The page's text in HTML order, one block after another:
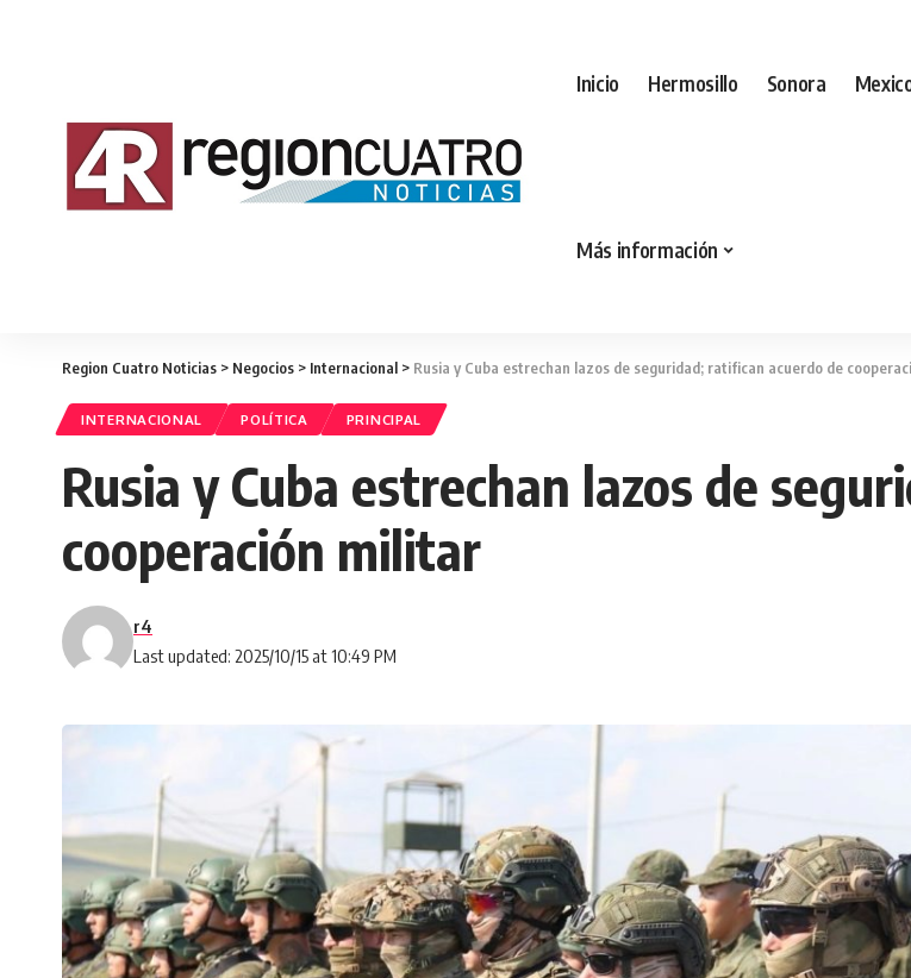
Inicio Hermosillo Sonora
Más información
Region Cuatro Noticias > Negocios > Internacional > Rusia y Cuba estrechan lazos de seguridad; ratifican acuerdo de
INTERNACIONAL POLÍTICA PRINCIPAL
Rusia y Cuba estrechan lazos de
cooperación militar
Last updated: 2025/10/15 at 10:49 PM
r4